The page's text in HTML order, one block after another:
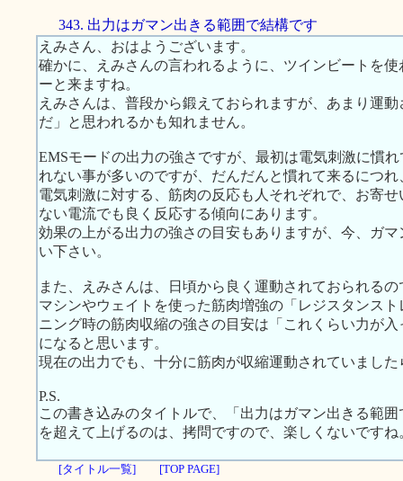
343. 出力はガマン出きる範囲で結構です
えみさん、おはようございます。
確かに、えみさんの言われるように、ツインビートを
ーと来ますね。
えみさんは、普段から鍛えておられますが、あまり運
だ」と思われるかも知れません。
EMSモードの出力の強さですが、最初は電気刺激に慣
れない事が多いのですが、だんだんと慣れて来るにつ
電気刺激に対する、筋肉の反応も人それぞれで、お寄
ない電流でも良く反応する傾向にあります。
効果の上がる出力の強さの目安もありますが、今、ガ
い下さい。
また、えみさんは、日頃から良く運動されておられるの
マシンやウェイトを使った筋肉増強の「レジスタンス
ニング時の筋肉収縮の強さの目安は「これくらい力が
になると思います。
現在の出力でも、十分に筋肉が収縮運動されていまし
P.S.
この書き込みのタイトルで、「出力はガマン出きる範
を超えて上げるのは、拷問ですので、楽しくないですね
[タイトル一覧] [TOP PAGE]